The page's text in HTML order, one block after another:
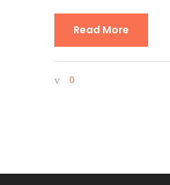
Read More
0